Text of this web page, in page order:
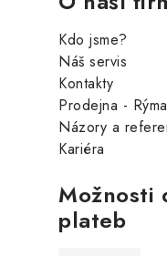
Kdo jsme?
Náš servis
Kontakty
Prodejna -
Názory a
Kariéra
Možnosti
plateb